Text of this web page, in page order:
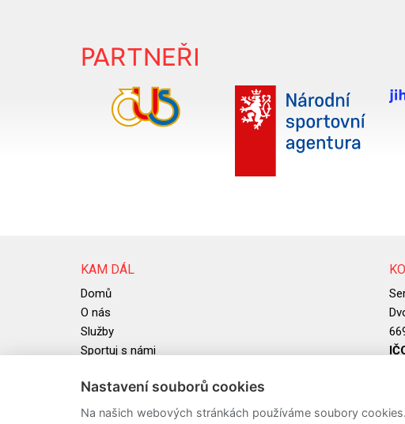
PARTNEŘI
KAM DÁL
Domů
O nás
Služby
Sportuj s námi
Aktuality
Informační systém ČUS
Nastavení souborů cookies
Na našich webových stránkách používáme soubory